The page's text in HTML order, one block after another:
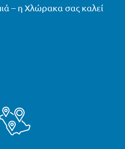
– η Χλώρακα σας καλεί